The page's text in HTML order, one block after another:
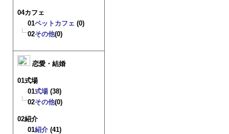
04カフェ
01ペットカフェ (0)
02その他(0)
恋愛・結婚
01式場
01式場(38)
02その他(0)
02紹介
01紹介 (41)